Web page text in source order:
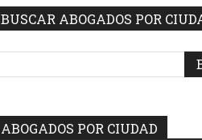
BUSCAR ABOGADOS POR
ABOGADOS POR CIUDAD